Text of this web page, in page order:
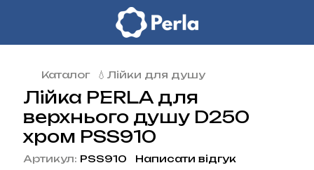
Каталог 💧Лійки для душу
Лійка PERLA для
верхнього душу D250
хром PSS910
Артикул: PSS910 Написати відгук